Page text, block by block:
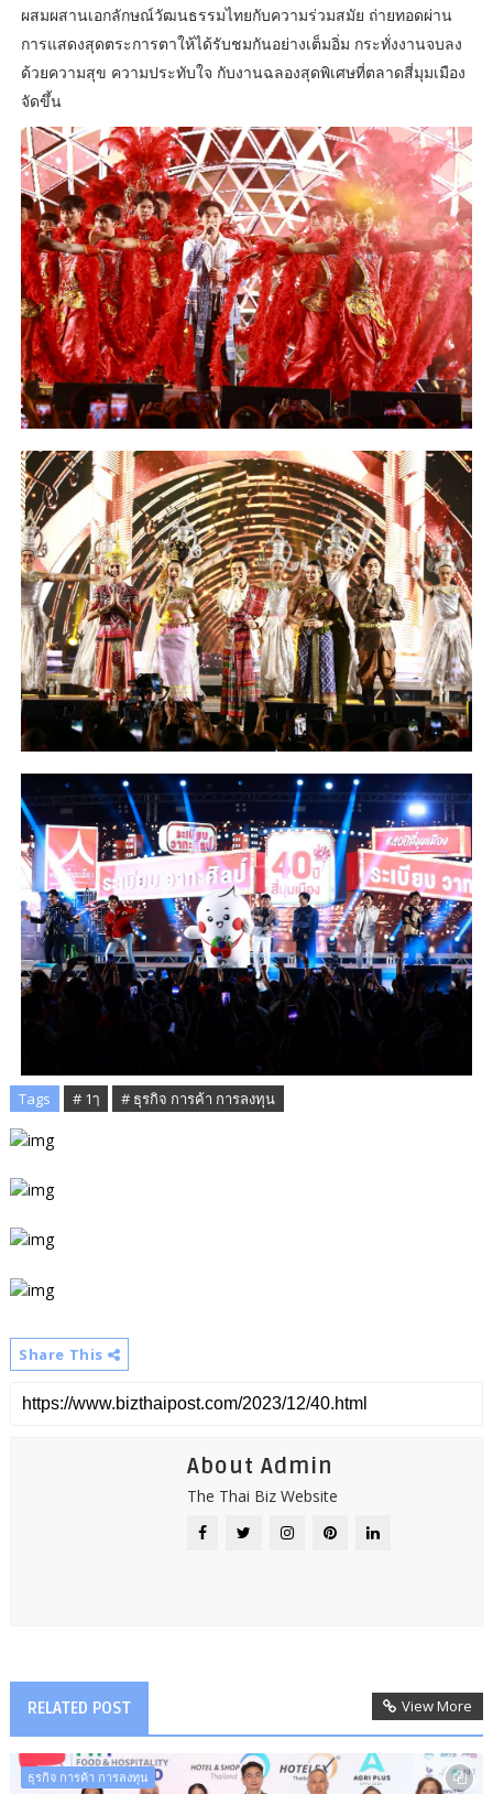
ผสมผสานเอกลักษณ์วัฒนธรรมไทยกับความร่วมสมัย ถ่ายทอดผ่าน
การแสดงสุดตระการตาให้ได้รับชมกันอย่างเต็มอิ่ม กระทั่งงานจบลง
ด้วยความสุข ความประทับใจ กับงานฉลองสุดพิเศษที่ตลาดสี่มุมเมือง
จัดขึ้น
Tags # 1ๅ # ธุรกิจ การค้า การลงทุน
Share This
About Admin
The Thai Biz Website
RELATED POST View More
ธุรกิจ การค้า การลงทุน